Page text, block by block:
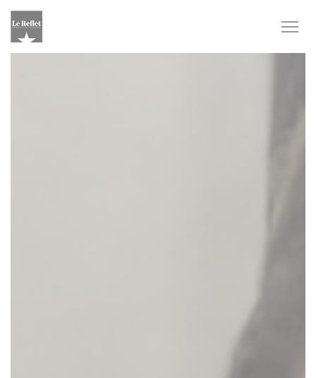
Cookies beheer paneel